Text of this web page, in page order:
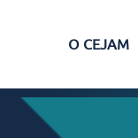
O CEJAM